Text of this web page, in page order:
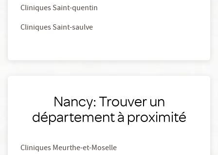
Cliniques Saint-quentin
Cliniques Saint-saulve
Nancy: Trouver un
département à proximité
Cliniques Meurthe-et-Moselle